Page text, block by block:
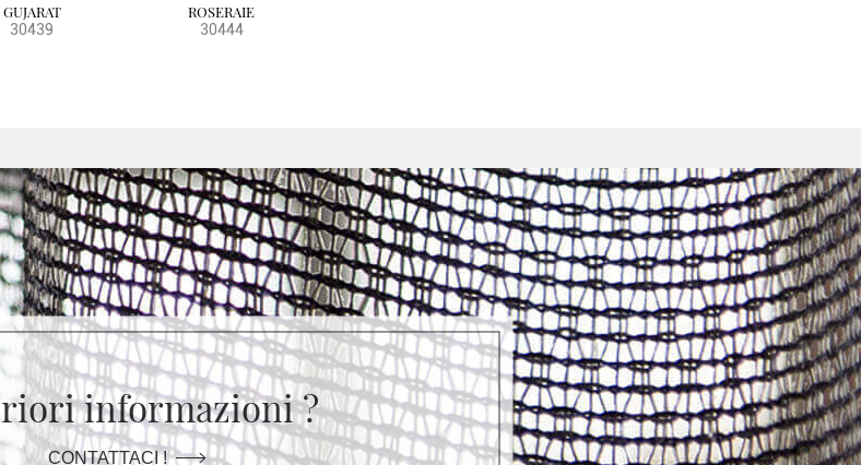
GUJARAT
30439
ROSERAIE
30444
informazioni ?
CONTATTACI !